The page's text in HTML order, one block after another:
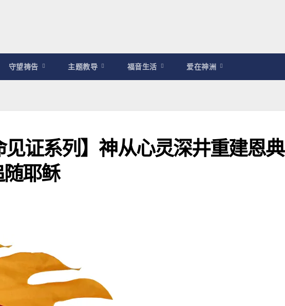
守望祷告 主题教导 福音生活 爱在神洲
证系列】神从心灵深井重建恩典
耶稣